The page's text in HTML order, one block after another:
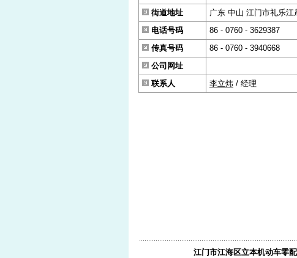
街道地址
广东 中山 江门市礼乐江
电话号码
86 - 0760 - 3629387
传真号码
86 - 0760 - 3940668
公司网址
联系人
李立炜 / 经理
江门市江海区立本机动车零